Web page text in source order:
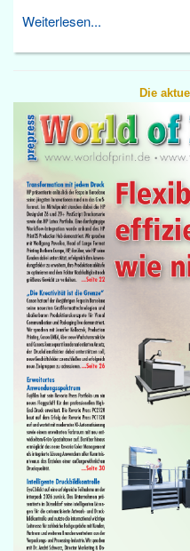
Weiterlesen...
Die